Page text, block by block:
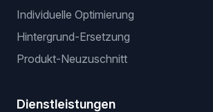
Individuelle Optimierung
Hintergrund-Ersetzung
Produkt-Neuzuschnitt
Dienstleistungen